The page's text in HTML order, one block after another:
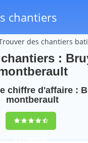
chantiers
des chantiers
:
chiffre d'affaire :
montberault
9,5(100%)53